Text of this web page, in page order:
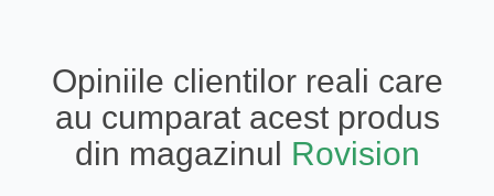
Opiniile clientilor reali care
au cumparat acest produs
din magazinul Rovision